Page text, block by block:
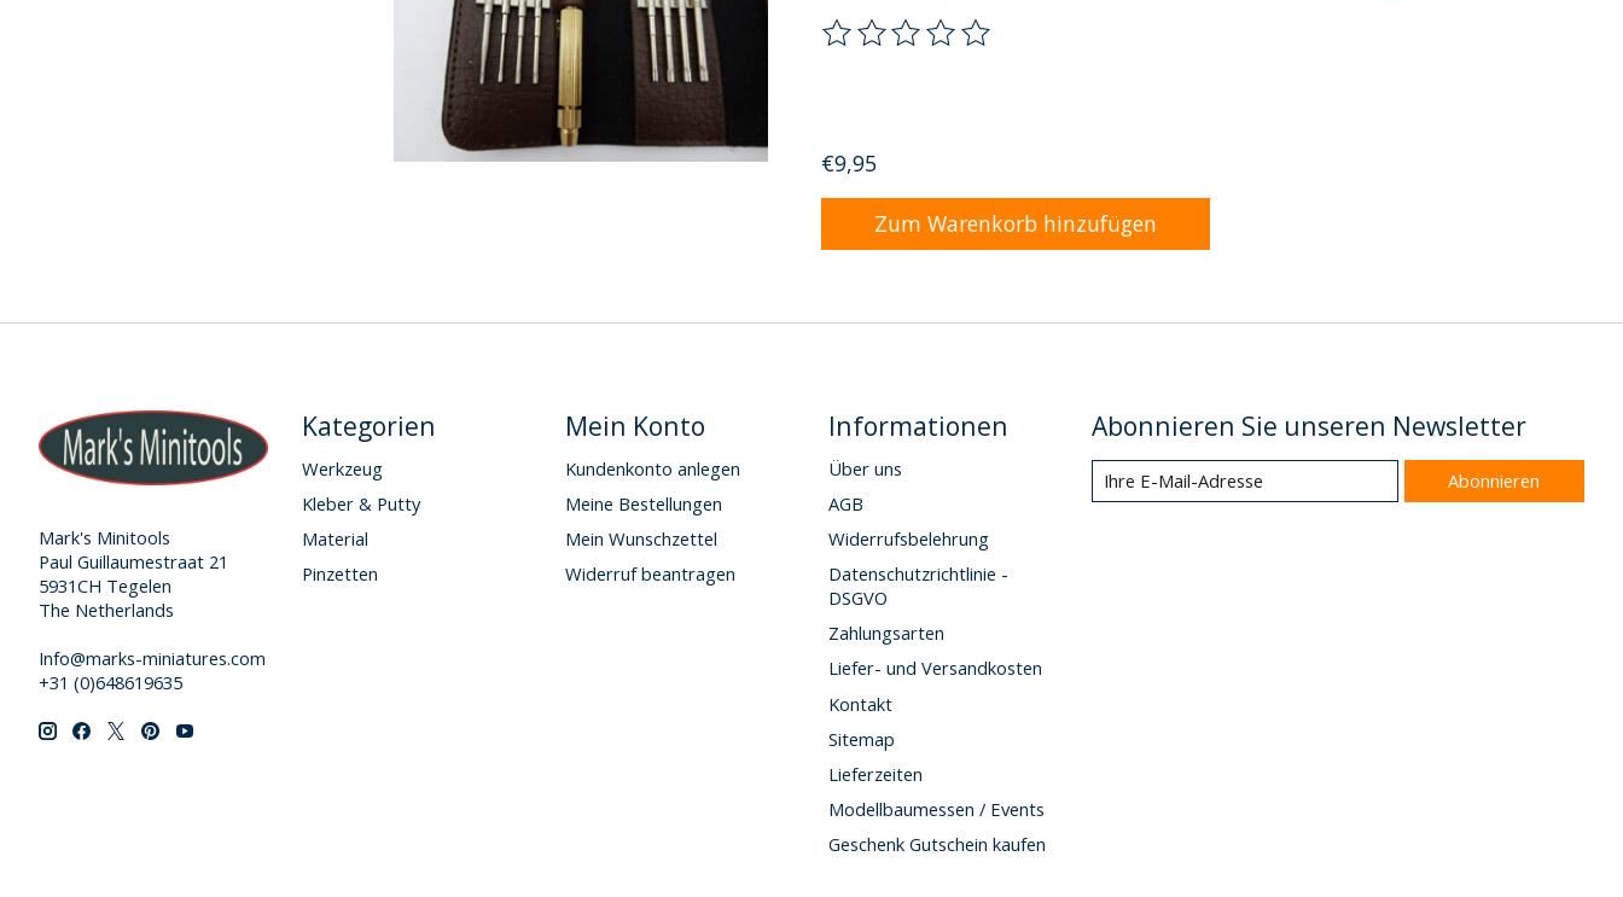
Die Bewertung dieses Produkts ist
€9,95
Zum Warenkorb hinzufügen
Mark's Minitools
Paul Guillaumestraat 21
5931CH Tegelen
The Netherlands
Info@marks-miniatures.com
+31 (0)648619635
Kategorien
Werkzeug
Kleber & Putty
Material
Pinzetten
Mein Konto
Kundenkonto anlegen
Meine Bestellungen
Mein Wunschzettel
Widerruf beantragen
Informationen
Über uns
AGB
Widerrufsbelehrung
Datenschutzrichtlinie -
DSGVO
Zahlungsarten
Liefer- und Versandkosten
Kontakt
Sitemap
Lieferzeiten
Modellbaumessen / Events
Geschenk Gutschein kaufen
Abonnieren Sie unseren Newsletter
Abonnieren